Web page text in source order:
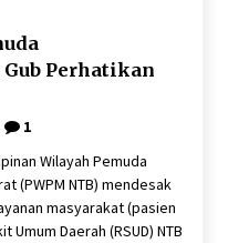
Perhatikan
1
Wilayah Pemuda
(PWPM NTB) mendesak
masyarakat (pasien
Daerah (RSUD) NTB